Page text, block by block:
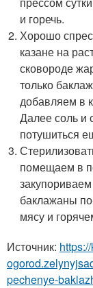
и горечь.
Хорошо
казане на
сковороде
только
добавляем в
Далее соль и
потушиться
помещаем в
баклажаны
мясу и
Источник:
pechenye-